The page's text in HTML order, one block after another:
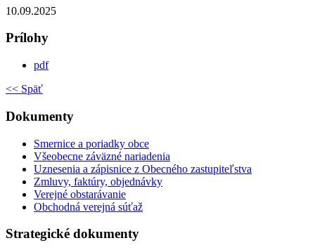
10.09.2025
Prílohy
pdf
<< Späť
Dokumenty
Smernice a poriadky obce
Všeobecne záväzné nariadenia
Uznesenia a zápisnice z Obecného zastupiteľstva
Zmluvy, faktúry, objednávky
Verejné obstarávanie
Obchodná verejná súťaž
Strategické dokumenty